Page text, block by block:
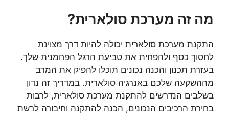
מה זה מערכת סולארית?
התקנת מערכת סולארית יכולה להיות דרך מצוינת
לחסוך כסף ולהפחית את טביעת הרגל הפחמנית שלך.
בעזרת תכנון והכנה נכונים תוכלו להפיק את המרב
מההשקעה שלכם באנרגיה סולארית. במדריך זה נדון
בשלבים הנדרשים להתקנת מערכת סולארית, לרבות
בחירת הרכיבים הנכונים, הכנה להתקנה וחיבורה לרשת